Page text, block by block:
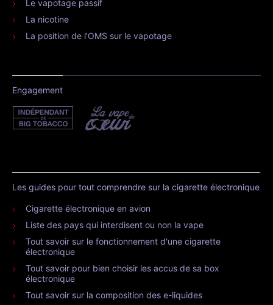
Le vapotage passif
La nicotine
La position de l’OMS sur le vapotage
Engagement
Les guides pour tout comprendre sur la cigarette électronique
Cigarette électronique en avion
Liste des pays qui interdisent ou non la vape
Tout savoir sur le fonctionnement d'une cigarette
électronique
Tout savoir pour bien choisir les accus de sa box
électronique
Tout savoir sur la composition des e-liquides